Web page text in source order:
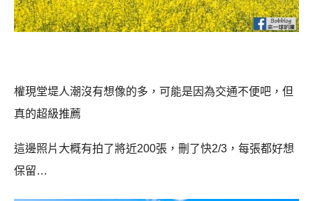
權現堂堤人潮沒有想像的多，可能是因為交通不便吧，但
真的超級推薦
這邊照片大概有拍了將近200張，刪了快2/3，每張都好想
保留…